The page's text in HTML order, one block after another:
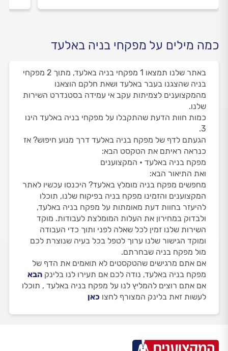
כמה מילים על מפקחי בניה באלעד
באתר שלנו תמצאו 1 מפקחי בניה באלעד, מתוך 2 מפקחי
בניה שהצגנו בעבר באלעד ושאת חלקם הוצאנו
מהמקצוענים לצמיתות עקב אי עמידה בסטנדרט השירות
שלנו.
כמות חוות הדעת שהתקבלו על מפקחי בניה באלעד הינו
3.
הגעתם לדף של מפקח בניה באלעד דרך מנוע חיפוש? אז
כנראה ראיתם את הטקסט הבא:
מפקח בניה באלעד • המקצוענים
ואת התיאור הבא:
מחפשים מפקח בניה מומלץ באלעד? היכנסו עכשיו לאתר
המקצוענים והזמינו מפקח בניה בפיקוח שלנו, תוכלו
להיעזר בחוות דעת מאומתות על מפקח בניה באלעד,
ולבדוק במחירון את העלות המומלצת לעבודות. מוקד
השירות שלנו זמין לכל שאלה לפני ותוך כדי העבודה
ומוקד הגישור שלנו ערוך לטפל בכל בעיה שנוצרת לכם
מול מפקח בניה שבחרתם.
אם אתם מרגישים שהטקסטים לא תואמים את הדף של
מפקח בניה באלעד, נודה לכם אם תעירו לנו בלינק הבא
אם אתם רוצים להמליץ לנו על מפקח בניה באלעד , תוכלו
לעשות זאת בלינק המצורף לחצו כאן